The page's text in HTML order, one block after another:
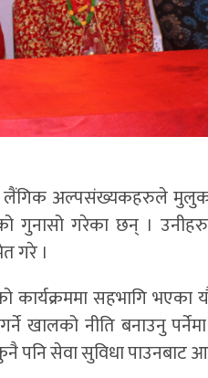
लैंगिक अल्पसंख्यकहरुले
गरेका छन् ।
गरे ।
कार्यक्रममा सहभागि
खालको नीति बनाउनु
पनि सेवा सुविधा पाउनबाट